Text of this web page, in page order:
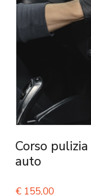
Corso
auto
€ 155,00